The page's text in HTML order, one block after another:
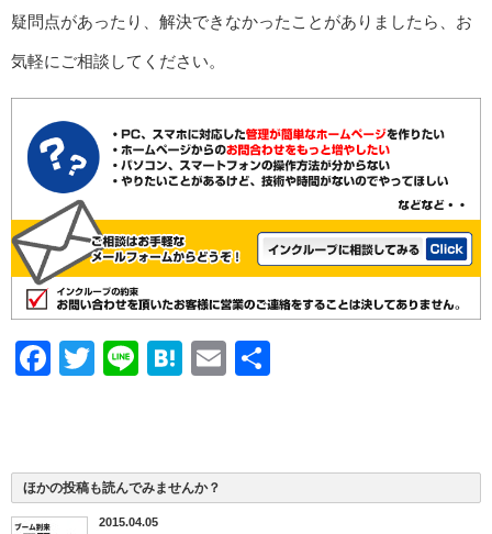
疑問点があったり、解決できなかったことがありましたら、お
気軽にご相談してください。
Facebook
Twitter
LineHatena
Email
ほかの投稿も読んでみませんか？
2015.04.05